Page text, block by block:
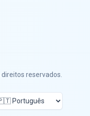
direitos reservados.